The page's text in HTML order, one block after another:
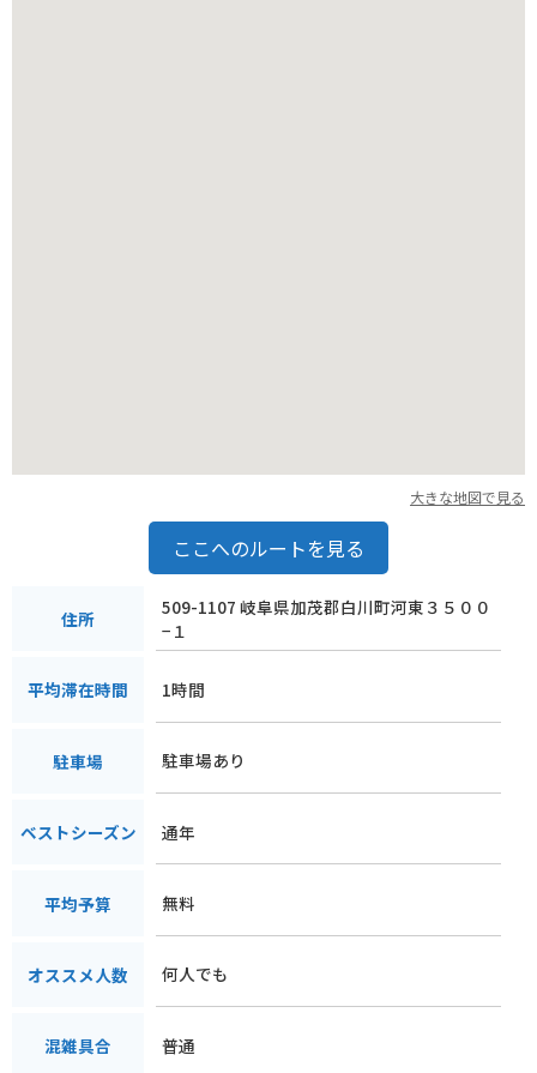
大きな地図で見る
ここへのルートを見る
住所
509-1107 岐阜県加茂郡白川町河東３５００
−１
平均滞在時間 1時間
駐車場 駐車場あり
ベストシーズン 通年
平均予算 無料
オススメ人数 何人でも
混雑具合 普通